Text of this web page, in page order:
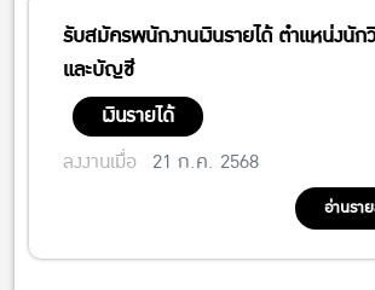
รับสมัครพนักงานเงินรายได้ ตำแหน่งนัก
และบัญชี
เงินรายได้
ลงงานเมื่อ 21 ก.ค. 2568
อ่านรา